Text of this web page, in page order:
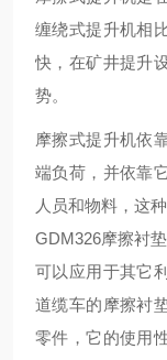
缠绕式提升机相
快， 在矿井提升
势。
摩擦式提升机依
端负荷，并依靠
人员和物料，这
GDM326摩擦衬垫
可以应用于其它
道缆车的摩擦衬
零件，它的使用